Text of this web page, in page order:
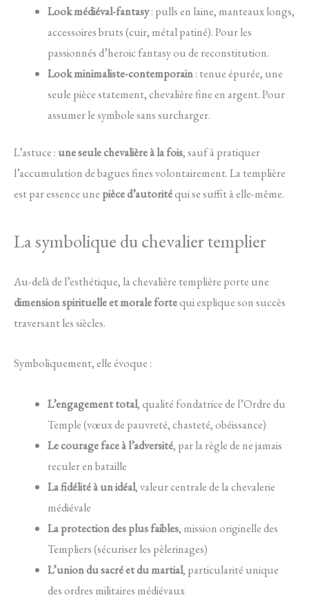
Look médiéval-fantasy: pulls en laine, manteaux longs,
accessoires bruts (cuir, métal patiné). Pour les
passionnés d’heroic fantasy ou de reconstitution.
Look minimaliste-contemporain: tenue épurée, une
seule pièce statement, chevalière fine en argent. Pour
assumer le symbole sans surcharger.
L’astuce : une seule chevalière à la fois, sauf à pratiquer
l’accumulation de bagues fines volontairement. La templière
est par essence une pièce d’autoritéqui se suffit à elle-même.
La symbolique du chevalier templier
Au-delà de l’esthétique, la chevalière templière porte une
dimension spirituelle et morale fortequi explique son succès
traversant les siècles.
Symboliquement, elle évoque :
L’engagement total, qualité fondatrice de l’Ordre du
Temple (vœux de pauvreté, chasteté, obéissance)
Le courage face à l’adversité, par la règle de ne jamais
reculer en bataille
La fidélité à un idéal, valeur centrale de la chevalerie
médiévale
La protection des plus faibles, mission originelle des
Templiers (sécuriser les pèlerinages)
L’union du sacré et du martial, particularité unique
des ordres militaires médiévaux